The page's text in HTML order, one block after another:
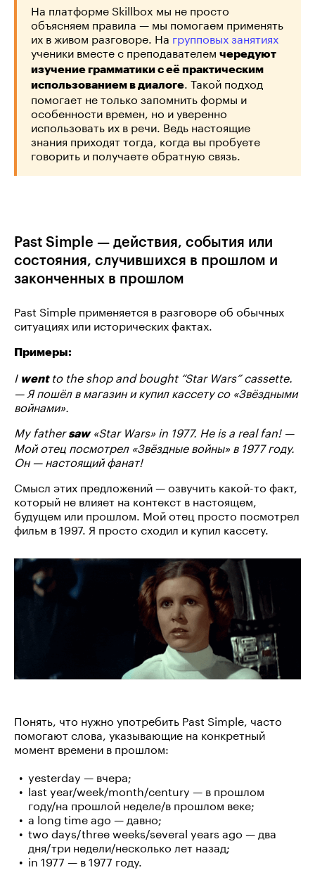
На платформе Skillbox мы не просто
объясняем правила — мы помогаем применять
их в живом разговоре. На групповых занятиях
ученики вместе с преподавателем чередуют
изучение грамматики с её практическим
использованием в диалоге. Такой подход
помогает не только запомнить формы и
особенности времен, но и уверенно
использовать их в речи. Ведь настоящие
знания приходят тогда, когда вы пробуете
говорить и получаете обратную связь.
Past Simple — действия, события или
состояния, случившихся в прошлом и
законченных в прошлом
Past Simple применяется в разговоре об обычных
ситуациях или исторических фактах.
Примеры:
I wentto the shop and bought “Star Wars” cassette.
— Я пошёл в магазин и купил кассету со «Звёздными
войнами».
My fathersaw«Star Wars» in 1977. He is a real fan! —
Мой отец посмотрел «Звёздные войны» в 1977 году.
Он — настоящий фанат!
Смысл этих предложений — озвучить какой-то факт,
который не влияет на контекст в настоящем,
будущем или прошлом. Мой отец просто посмотрел
фильм в 1997. Я просто сходил и купил кассету.
Понять, что нужно употребить Past Simple, часто
помогают слова, указывающие на конкретный
момент времени в прошлом:
yesterday — вчера;
last year/week/month/century — в прошлом
году/на прошлой неделе/в прошлом веке;
a long time ago — давно;
two days/three weeks/several years ago — два
дня/три недели/несколько лет назад;
in 1977 — в 1977 году.